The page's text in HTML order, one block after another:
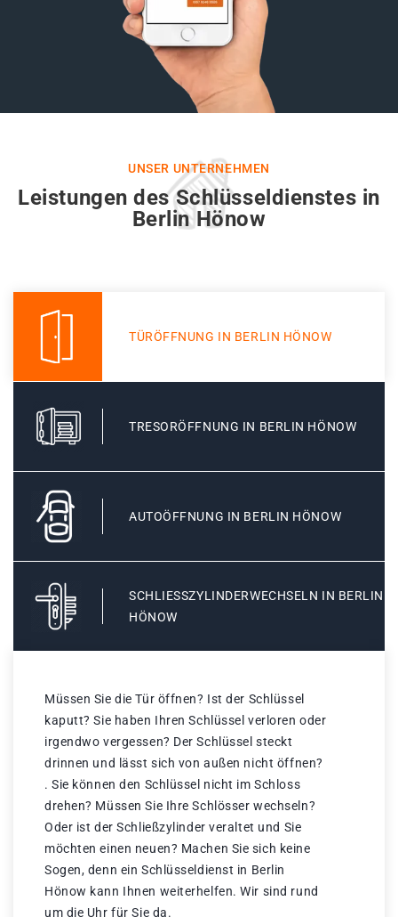
UNSER UNTERNEHMEN
Leistungen des Schlüsseldienstes in
Berlin Hönow
TÜRÖFFNUNG IN BERLIN HÖNOW
TRESORÖFFNUNG IN BERLIN HÖNOW
AUTOÖFFNUNG IN BERLIN HÖNOW
SCHLIESSZYLINDERWECHSELN IN BERLIN H
ÖNOW
Müssen Sie die Tür öffnen? Ist der Schlüssel
kaputt? Sie haben Ihren Schlüssel verloren oder
irgendwo vergessen? Der Schlüssel steckt
drinnen und lässt sich von außen nicht öffnen?
. Sie können den Schlüssel nicht im Schloss
drehen? Müssen Sie Ihre Schlösser wechseln?
Oder ist der Schließzylinder veraltet und Sie
möchten einen neuen? Machen Sie sich keine
Sogen, denn ein Schlüsseldienst in Berlin
Hönow kann Ihnen weiterhelfen. Wir sind rund
um die Uhr für Sie da.